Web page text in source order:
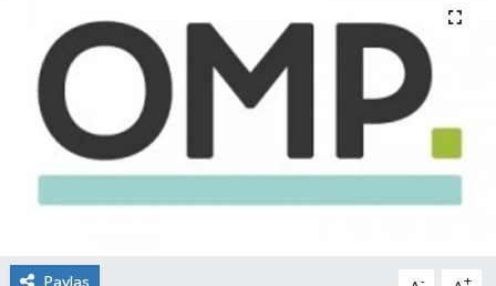
Paylaş - +
Yaşam